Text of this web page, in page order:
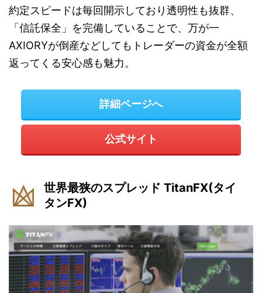
約定スピードは毎回開示しており透明性も抜群、
「信託保全」を完備していることで、万が一
AXIORYが倒産などしてもトレーダーの資金が全額
返ってくる安心感も魅力。
詳細ページへ
公式サイト
世界最狭のスプレッド TitanFX(タイ
タンFX)